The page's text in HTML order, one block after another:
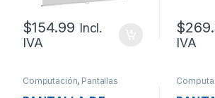
$154.99 Incl.
IVA
$
IVA
Computación, Pantallas